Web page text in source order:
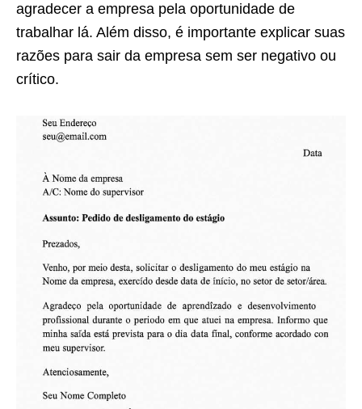
agradecer a empresa pela oportunidade de
trabalhar lá. Além disso, é importante explicar suas
razões para sair da empresa sem ser negativo ou
crítico.